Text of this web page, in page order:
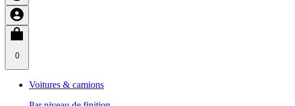
0
Voitures & camions